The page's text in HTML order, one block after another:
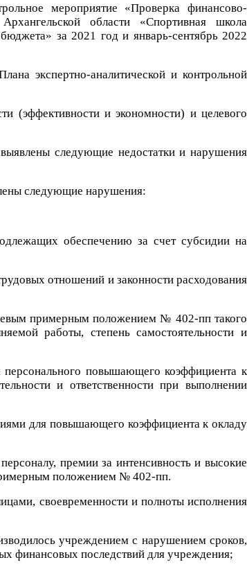
мероприятие «Проверка финансово-
области «Спортивная школа
за 2021 год и январь-сентябрь 2022
экспертно-аналитической и контрольной
(эффективности и экономности) и целевого
следующие недостатки и нарушения
следующие нарушения:
обеспечению за счет субсидии на
отношений и законности расходования
примерным положением № 402-пп такого
работы, степень самостоятельности и
персонального повышающего коэффициента к
и ответственности при выполнении
для повышающего коэффициента к окладу
премии за интенсивность и высокие
положением № 402-пп.
своевременности и полноты исполнения
учреждением с нарушением сроков,
финансовых последствий для учреждения;